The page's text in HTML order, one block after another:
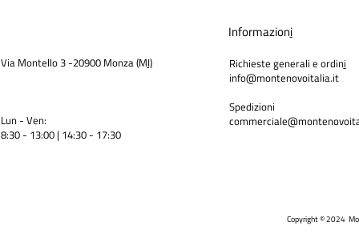
Via Montello 3 -20900 Monza (MI)
Lun - Ven:
8:30 - 13:00 | 14:30 - 17:30
Informazioni
Richieste generali e ordini
info@montenovoitalia.it
Spedizioni
Copyright © 2024